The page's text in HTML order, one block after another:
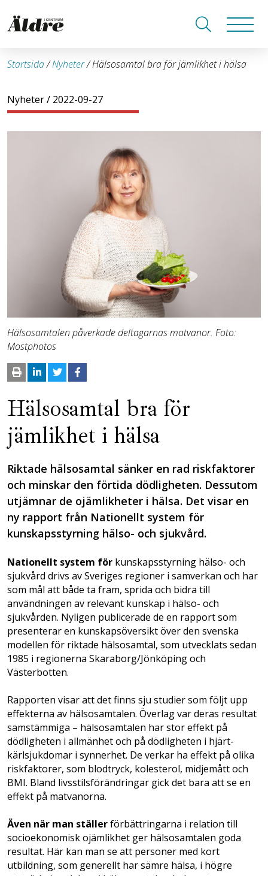
Startsida/Nyheter/Hälsosamtal bra för jämlikhet i hälsa
Nyheter/ 2022-09-27
Hälsosamtalen påverkade deltagarnas matvanor. Foto:
Mostphotos
Hälsosamtal bra för
jämlikhet i hälsa
Riktade hälsosamtal sänker en rad riskfaktorer
och minskar den förtida dödligheten. Dessutom
utjämnar de ojämlikheter i hälsa. Det visar en
ny rapport från Nationellt system för
kunskapsstyrning hälso- och sjukvård.
Nationellt system för kunskapsstyrning hälso- och
sjukvård drivs av Sveriges regioner i samverkan och har
som mål att både ta fram, sprida och bidra till
användningen av relevant kunskap i hälso- och
sjukvården. Nyligen publicerade de en rapport som
presenterar en kunskapsöversikt över den svenska
modellen för riktade hälsosamtal, som utvecklats sedan
1985 i regionerna Skaraborg/Jönköping och
Västerbotten.
Rapporten visar att det finns sju studier som följt upp
effekterna av hälsosamtalen. Överlag var deras resultat
samstämmiga – hälsosamtalen har stor effekt på
dödligheten i allmänhet och på dödligheten i hjärt-
kärlsjukdomar i synnerhet. De verkar ha effekt på olika
riskfaktorer, som blodtryck, kolesterol, midjemått och
BMI. Bland livsstilsförändringar gick det bara att se en
effekt på matvanorna.
Även när man ställerförbättringarna i relation till
socioekonomisk ojämlikhet ger hälsosamtalen goda
resultat. Här kan man se att personer med kort
utbildning, som generellt har sämre hälsa, i högre